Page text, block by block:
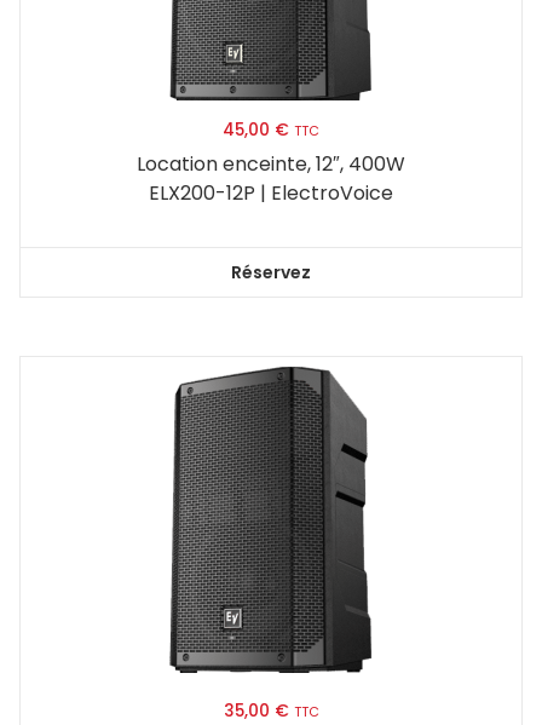
45,00 € TTC
Location enceinte, 12″, 400W
ELX200-12P | ElectroVoice
Réservez
35,00 € TTC